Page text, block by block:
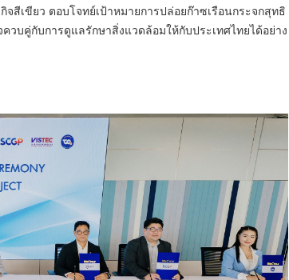
สีเขียว ตอบโจทย์เป้าหมายการปล่อยก๊าซเรือนกระจกสุทธิ
วบคู่กับการดูแลรักษาสิ่งแวดล้อมให้กับประเทศไทยได้อย่าง